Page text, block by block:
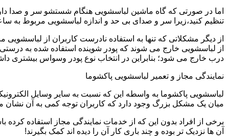
اما در صورتی که گاه ماشین لباسشویی هنگام شستشو سر و صدا
تنظیم کنید،زیرا سر و صدای بی حد و اندازه لباسشویی مربوط
از دیگر مشکلاتی که تنها به استفاده نادرست کاربران از
از لباسشویی خارج می شوند که پودر شوینده استفاده شده به
درب خارج می شود؛ بنابراین در انتخاب نوع پودر وسواس بیشتری
نمایندگی مجاز و تعمیر لباسشویی پاکشوما
لباسشویی پاکشوما به واسطه این که نسبت به سایر وسایل
میان یک مشکل بزرگ وجود دارد که کاربران توجه کمی به آن نشان
برخی از افراد بدون این که از خدمات نمایندگی مجاز استفاده
آن ها نزدیک تر بوده و چند باری کار آن را دیده اند کمک بگیرند!